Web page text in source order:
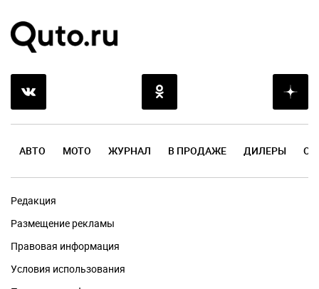
АВТО МОТО ЖУРНАЛ В ПРОДАЖЕ ДИЛЕРЫ
Редакция
Размещение рекламы
Правовая информация
Условия использования